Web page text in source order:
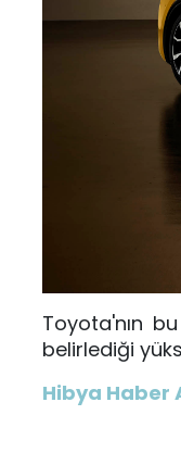
Toyota'nın
belirlediği
Hibya Haber